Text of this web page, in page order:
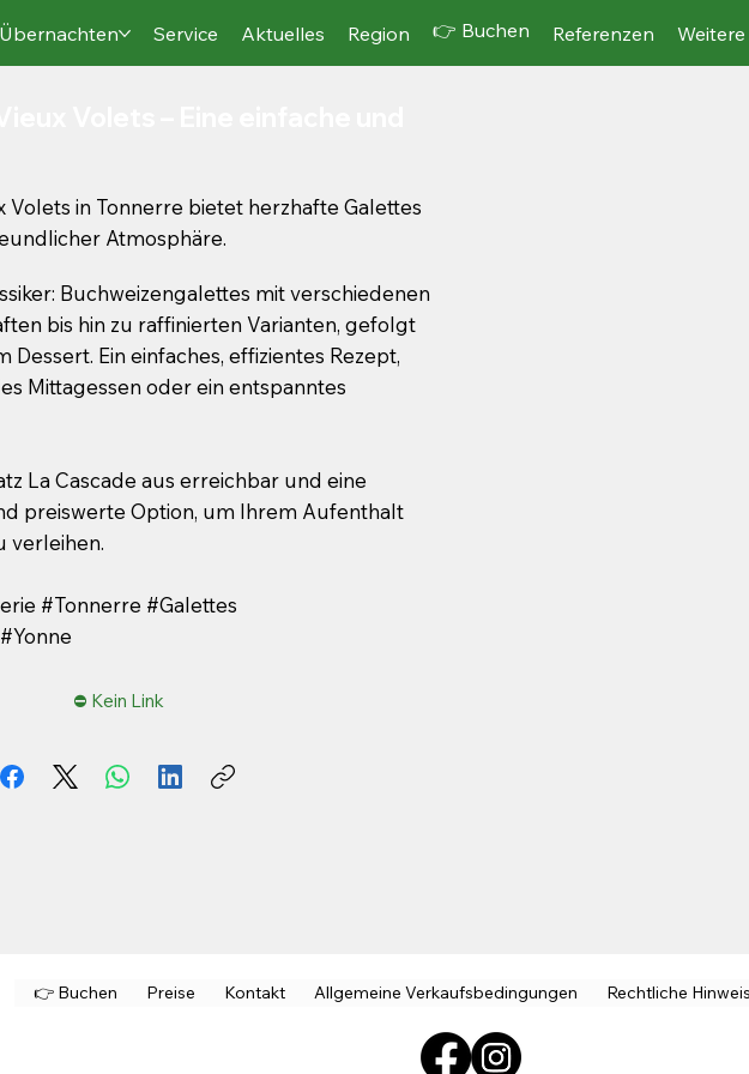
Übernachten Service Aktuelles Region 👉 Buchen Referenzen
Volets in Tonnerre bietet herzhafte Galettes
Atmosphäre.
Buchweizengalettes mit verschiedenen
bis hin zu raffinierten Varianten, gefolgt
Dessert. Ein einfaches, effizientes Rezept,
Mittagessen oder ein entspanntes
La Cascade aus erreichbar und eine
preiswerte Option, um Ihrem Aufenthalt
verleihen.
#Tonnerre #Galettes
⛔ Kein Link
👉 Buchen Preise Kontakt Allgemeine Verkaufsbedingungen Rechtliche